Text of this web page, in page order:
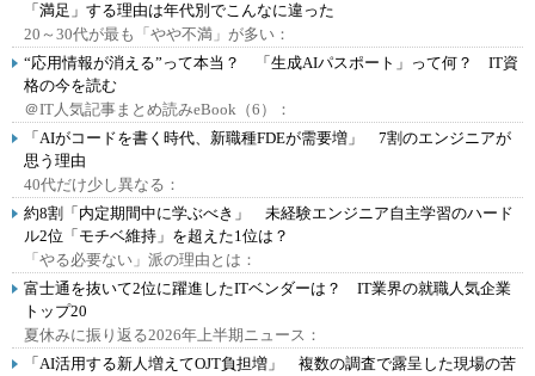
「満足」する理由は年代別でこんなに違った
20～30代が最も「やや不満」が多い：
“応用情報が消える”って本当？ 「生成AIパスポート」って何？ IT資
格の今を読む
＠IT人気記事まとめ読みeBook（6）：
「AIがコードを書く時代、新職種FDEが需要増」 7割のエンジニアが
思う理由
40代だけ少し異なる：
約8割「内定期間中に学ぶべき」 未経験エンジニア自主学習のハード
ル2位「モチベ維持」を超えた1位は？
「やる必要ない」派の理由とは：
富士通を抜いて2位に躍進したITベンダーは？ IT業界の就職人気企業
トップ20
夏休みに振り返る2026年上半期ニュース：
「AI活用する新人増えてOJT負担増」 複数の調査で露呈した現場の苦